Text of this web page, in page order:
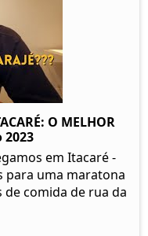
O MELHOR
2023
em Itacaré -
para uma maratona
de comida de rua da